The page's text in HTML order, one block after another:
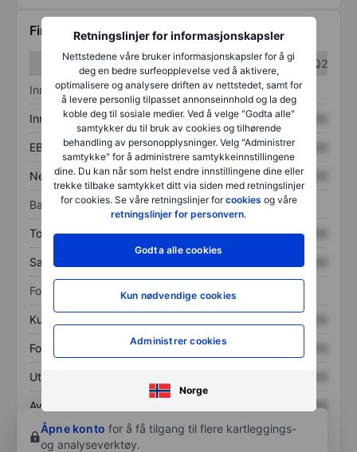
Retningslinjer for informasjonskapsler
Nettstedene våre bruker informasjonskapsler for å gi
deg en bedre surfeopplevelse ved å aktivere,
optimalisere og analysere driften av nettstedet, samt for
å levere personlig tilpasset annonseinnhold og la deg
koble deg til sosiale medier. Ved å velge "Godta alle"
samtykker du til bruk av cookies og tilhørende
behandling av personopplysninger. Velg "Administrer
samtykke" for å administrere samtykkeinnstillingene
dine. Du kan når som helst endre innstillingene dine eller
trekke tilbake samtykket ditt via siden med retningslinjer
for cookies. Se våre retningslinjer forcookies og våre
retningslinjer for personvern.
Godta alle cookies
Kun nødvendige cookies
Administrer cookies
Norge
Finansiell informasjon
Q1
Q2
Inntektsoversikt
Inntekter XXXXXXX XXXXXXX
EBITDA XXXXXXX XXXXXXX
Nettoinntekt XXXXXXX XXXXXXX
Balanse
Totale eiendeler XXXXXXX XXXXXXX
Samlet gjeld XXXXXXX
Forholdstall
Kurs/salg
Fortjeneste per aksje XXXXXXX
Utbytte per aksje
Avkastning på
egenkapital
XXXXXXX
Åpne konto for å få tilgang til flere kartleggings-
og analyseverktøy.